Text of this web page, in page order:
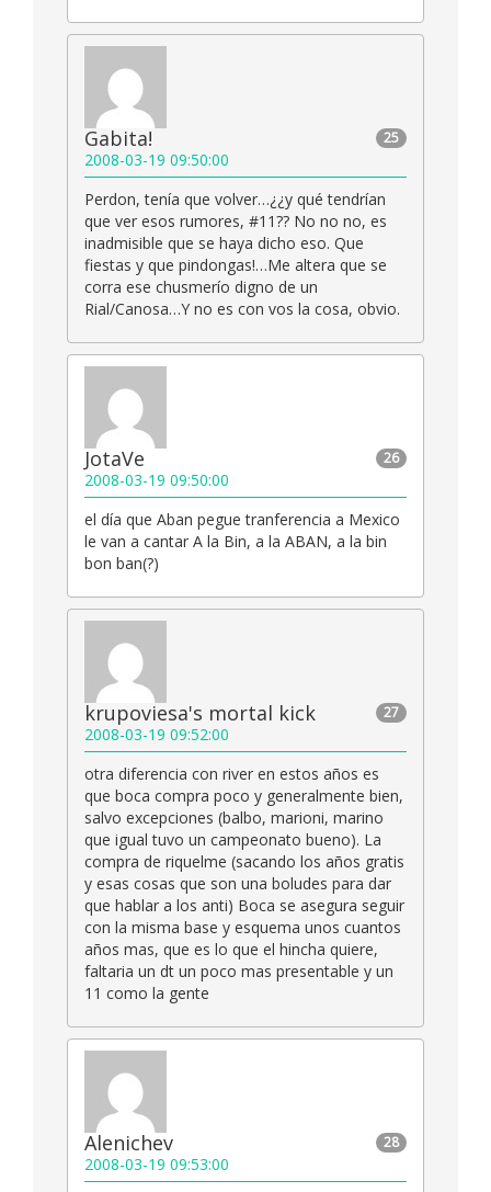
25
Gabita!
2008-03-19 09:50:00
Perdon, tenía que volver…¿¿y qué tendrían
que ver esos rumores, #11?? No no no, es
inadmisible que se haya dicho eso. Que
fiestas y que pindongas!…Me altera que se
corra ese chusmerío digno de un
Rial/Canosa…Y no es con vos la cosa, obvio.
26
JotaVe
2008-03-19 09:50:00
el día que Aban pegue tranferencia a Mexico
le van a cantar A la Bin, a la ABAN, a la bin
bon ban(?)
27
krupoviesa's mortal kick
2008-03-19 09:52:00
otra diferencia con river en estos años es
que boca compra poco y generalmente bien,
salvo excepciones (balbo, marioni, marino
que igual tuvo un campeonato bueno). La
compra de riquelme (sacando los años gratis
y esas cosas que son una boludes para dar
que hablar a los anti) Boca se asegura seguir
con la misma base y esquema unos cuantos
años mas, que es lo que el hincha quiere,
faltaria un dt un poco mas presentable y un
11 como la gente
28
Alenichev
2008-03-19 09:53:00